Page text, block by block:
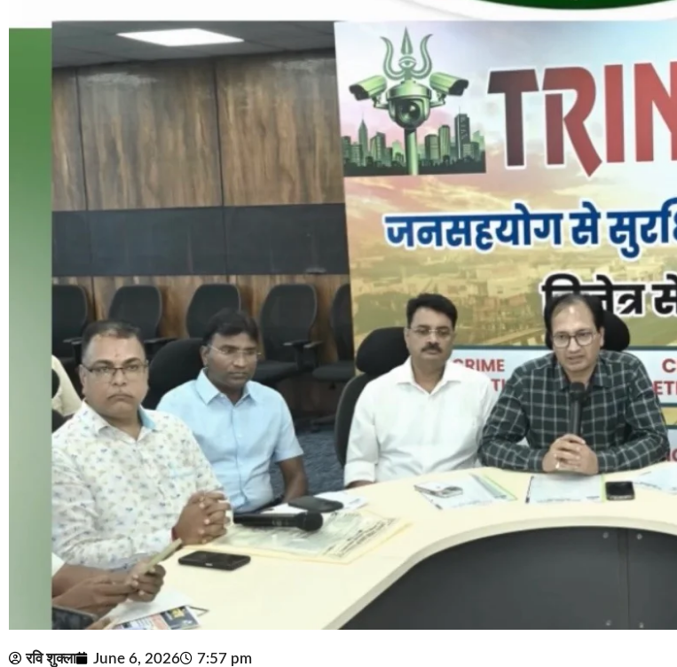
रवि शुक्ला June 6, 2026 7:57 pm